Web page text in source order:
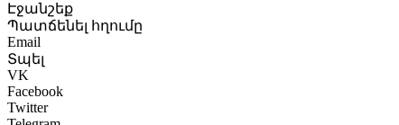
Էջանշեք
Պատճենել հղումը
Email
Տպել
VK
Facebook
Twitter